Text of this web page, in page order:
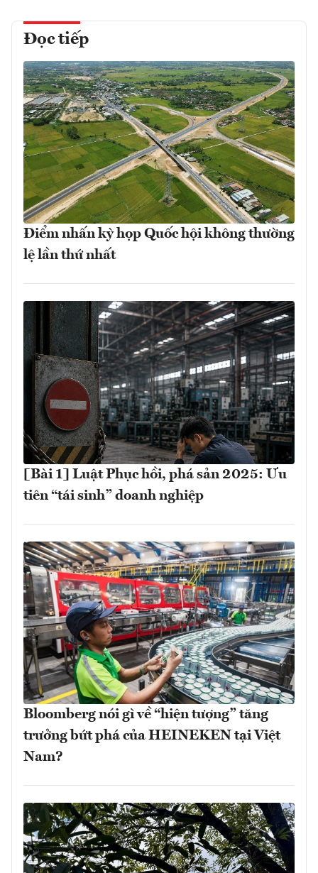
Đọc tiếp
Điểm nhấn kỳ họp Quốc hội không thường
lệ lần thứ nhất
[Bài 1] Luật Phục hồi, phá sản 2025: Ưu
tiên “tái sinh” doanh nghiệp
Bloomberg nói gì về “hiện tượng” tăng
trưởng bứt phá của HEINEKEN tại Việt
Nam?